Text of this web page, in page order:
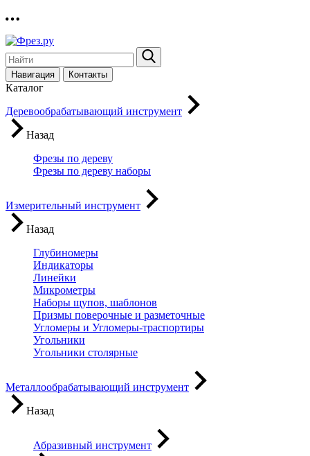
Навигация Контакты
Каталог
Деревообрабатывающий инструмент
Назад
Фрезы по дереву
Фрезы по дереву наборы
Измерительный инструмент
Назад
Глубиномеры
Индикаторы
Линейки
Микрометры
Наборы щупов, шаблонов
Призмы поверочные и разметочные
Угломеры и Угломеры-траспортиры
Угольники
Угольники столярные
Металлообрабатывающий инструмент
Назад
Абразивный инструмент